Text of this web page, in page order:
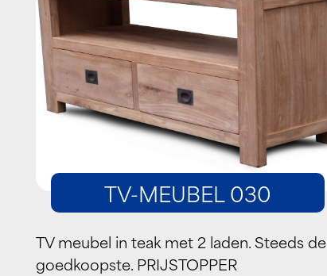
TV-MEUBEL 030
TV meubel in teak met 2 laden. Steeds de
goedkoopste. PRIJSTOPPER